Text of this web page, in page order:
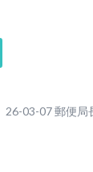
26-03-07 郵便局